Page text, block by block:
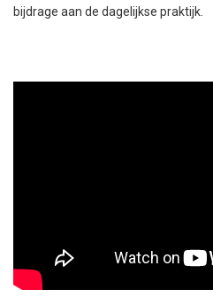
bijdrage aan de dagelijkse praktijk.